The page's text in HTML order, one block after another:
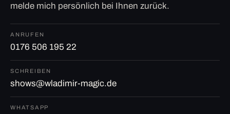
melde mich persönlich bei Ihnen zurück.
ANRUFEN
0176 506 195 22
SCHREIBEN
shows@wladimir-magic.de
WHATSAPP